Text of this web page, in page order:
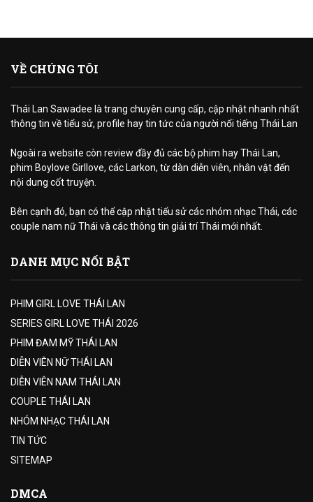
VỀ CHÚNG TÔI
Thái Lan Sawadee là trang chuyên cung cấp, cập nhật nhanh nhất
thông tin về tiểu sử, profile hay tin tức của người nổi tiếng Thái Lan
Ngoài ra website còn review đầy đủ các bộ phim hay Thái Lan,
phim Boylove Girllove, các Larkon, từ dàn diễn viên, nhân vật đến
nội dung cốt truyện.
Bên cạnh đó, bạn có thể cập nhật tiểu sử các nhóm nhạc Thái, các
couple nam nữ Thái và các thông tin giải trí Thái mới nhất.
DANH MỤC NỔI BẬT
PHIM GIRL LOVE THÁI LAN
SERIES GIRL LOVE THÁI 2026
PHIM ĐAM MỸ THÁI LAN
DIỄN VIÊN NỮ THÁI LAN
DIỄN VIÊN NAM THÁI LAN
COUPLE THÁI LAN
NHÓM NHẠC THÁI LAN
TIN TỨC
SITEMAP
DMCA